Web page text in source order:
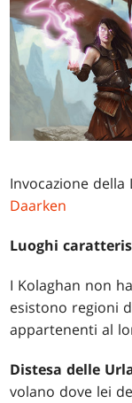
Invocazione
Daarken
Luoghi
I Kolaghan non
esistono regioni
appartenenti al
Distesa delle
volano dove lei